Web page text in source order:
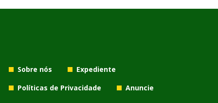
Sobre nós
Expediente
Políticas de Privacidade
Anuncie